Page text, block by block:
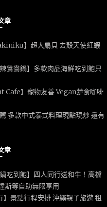
章
】超大扇貝 去殼天使紅蝦
鴛鴦鍋】多款肉品海鮮吃到飽只
Cafe】寵物友善 Vegan蔬食咖啡
多款中式泰式料理現點現炒 還有
章
吃到飽】四人同行送和牛！高檔
斯等自助無限享用
景點行程安排 沖繩親子旅遊 租